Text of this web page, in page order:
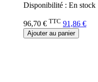
Disponibilité : En stock
96,70 € TTC 91,86 €
Ajouter au panier